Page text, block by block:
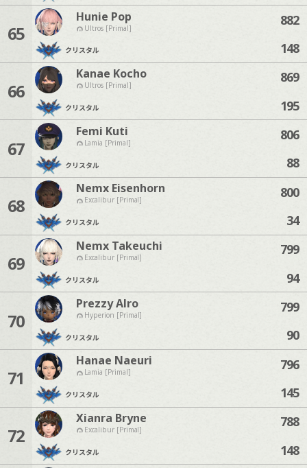
65
Hunie Pop
Ultros [Primal]
クリスタル
882
148
66
Kanae Kocho
Ultros [Primal]
クリスタル
869
195
67
Femi Kuti
Lamia [Primal]
クリスタル
806
88
68
Nemx Eisenhorn
Excalibur [Primal]
クリスタル
800
34
69
Nemx Takeuchi
Excalibur [Primal]
クリスタル
799
94
70
Prezzy Alro
Hyperion [Primal]
クリスタル
799
90
71
Hanae Naeuri
Lamia [Primal]
クリスタル
796
145
72
Xianra Bryne
Excalibur [Primal]
クリスタル
788
148